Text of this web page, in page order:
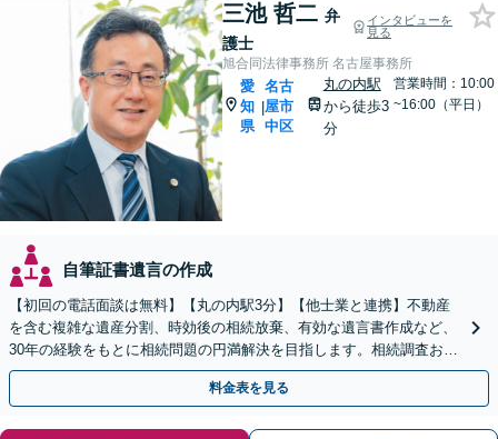
三池 哲二 弁
護士
インタビューを
見る
旭合同法律事務所 名古屋事務所
愛
知
県
|
名古
屋市
中区
丸の内駅
から徒歩3
分
営業時間：10:00
~16:00（平日）
自筆証書遺言の作成
【初回の電話面談は無料】【丸の内駅3分】【他士業と連携】不動産
を含む複雑な遺産分割、時効後の相続放棄、有効な遺言書作成など、
30年の経験をもとに相続問題の円満解決を目指します。相続調査お任
せパックあり【出張対応可】【夜間休日対応】
料金表を見る